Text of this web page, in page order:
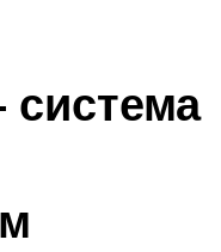
система